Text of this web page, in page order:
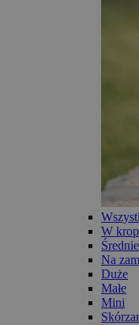
W
Średnie
Na
Duże
Małe
Mini